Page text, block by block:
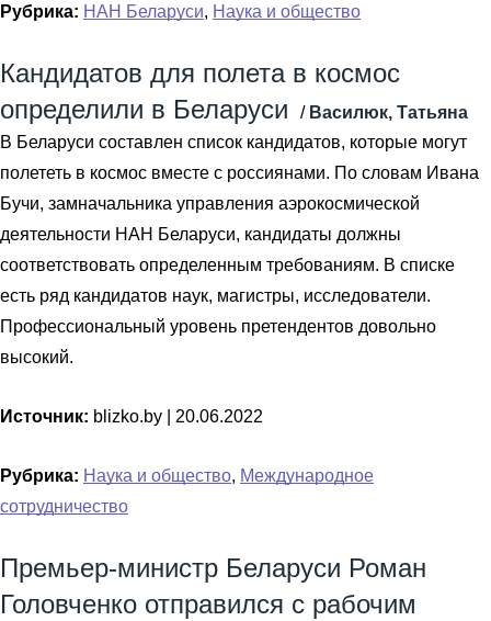
Рубрика: НАН Беларуси, Наука и общество
Кандидатов для полета в космос
определили в Беларуси
/ Василюк, Татьяна
В Беларуси составлен список кандидатов, которые могут
полететь в космос вместе с россиянами. По словам Ивана
Бучи, замначальника управления аэрокосмической
деятельности НАН Беларуси, кандидаты должны
соответствовать определенным требованиям. В списке
есть ряд кандидатов наук, магистры, исследователи.
Профессиональный уровень претендентов довольно
высокий.
Источник: blizko.by | 20.06.2022
Рубрика: Наука и общество, Международное
сотрудничество
Премьер-министр Беларуси Роман
Головченко отправился с рабочим